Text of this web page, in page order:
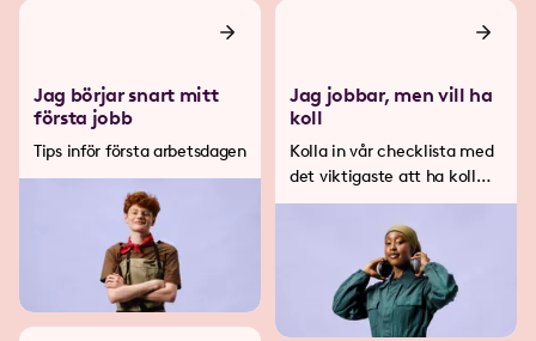
Jag börjar snart mitt
första jobb
Tips inför första arbetsdagen
Jag jobbar, men vill ha
koll
Kolla in vår checklista med
det viktigaste att ha koll
på.